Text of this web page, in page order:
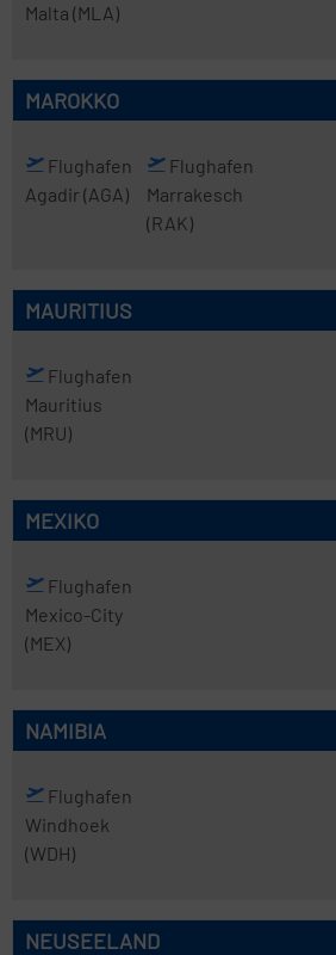
Malta (MLA)
MAROKKO
Flughafen
Agadir (AGA)
Flughafen
Marrakesch
(RAK)
MAURITIUS
Flughafen
Mauritius
(MRU)
MEXIKO
Flughafen
Mexico-City
(MEX)
NAMIBIA
Flughafen
Windhoek
(WDH)
NEUSEELAND